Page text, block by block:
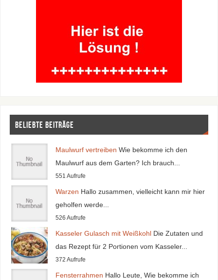
Beliebte Beiträge
Maulwurf vertreiben Wie bekomme ich den
Maulwurf aus dem Garten? Ich brauch...
551 Aufrufe
Warzen Hallo zusammen, vielleicht kann mir hier
geholfen werde...
526 Aufrufe
Kasseler Gulasch mit Weißkohl Die Zutaten und
das Rezept für 2 Portionen vom Kasseler...
372 Aufrufe
Fensterrahmen Hallo Leute, Wie bekomme ich